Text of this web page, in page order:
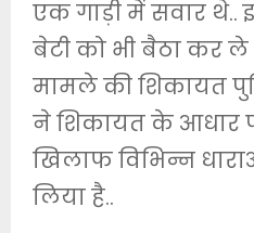
एक गाड़ी में सवार थे..
बेटी को भी बैठा कर
मामले की शिकायत
ने शिकायत के आधार
खिलाफ विभिन्न
लिया है..